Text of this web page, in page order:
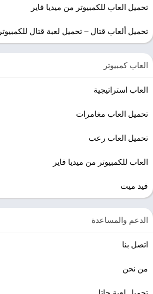
تحميل العاب للكمبيوتر من ميديا فاير
تحميل ألعاب قتال – تحميل لعبة قتال للكمبيوتر
العاب كمبيوتر
العاب استراتيجية
تحميل العاب مغامرات
تحميل العاب رعب
العاب للكمبيوتر من ميديا فاير
فيد ميت
الدعم والمساعدة
اتصل بنا
من نحن